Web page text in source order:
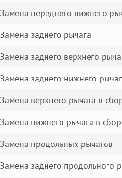
Замена переднего нижнего
Замена заднего рычага
Замена заднего верхнего
Замена заднего нижнего
Замена верхнего рычага в
Замена нижнего рычага в
Замена продольных рычагов
Замена заднего продольного